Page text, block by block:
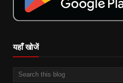
यहाँ खोजें